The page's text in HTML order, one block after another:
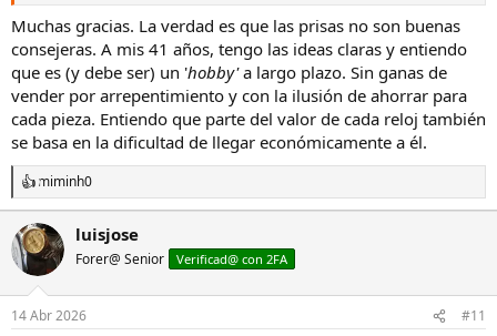
Muchas gracias. La verdad es que las prisas no son buenas
consejeras. A mis 41 años, tengo las ideas claras y entiendo
que es (y debe ser) un 'hobby'a largo plazo. Sin ganas de
vender por arrepentimiento y con la ilusión de ahorrar para
cada pieza. Entiendo que parte del valor de cada reloj también
se basa en la dificultad de llegar económicamente a él.
R
e
a
c
c
i
o
n
e
miminh0
luisjose
Forer@ Senior Verificad@ con 2FA
14 Abr 2026 #11